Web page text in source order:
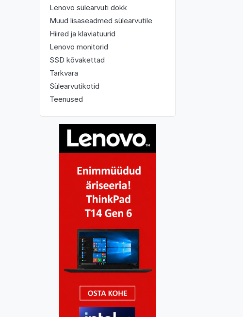
Lenovo sülearvuti dokk
Muud lisaseadmed sülearvutile
Hiired ja klaviatuurid
Lenovo monitorid
SSD kõvakettad
Tarkvara
Sülearvutikotid
Teenused